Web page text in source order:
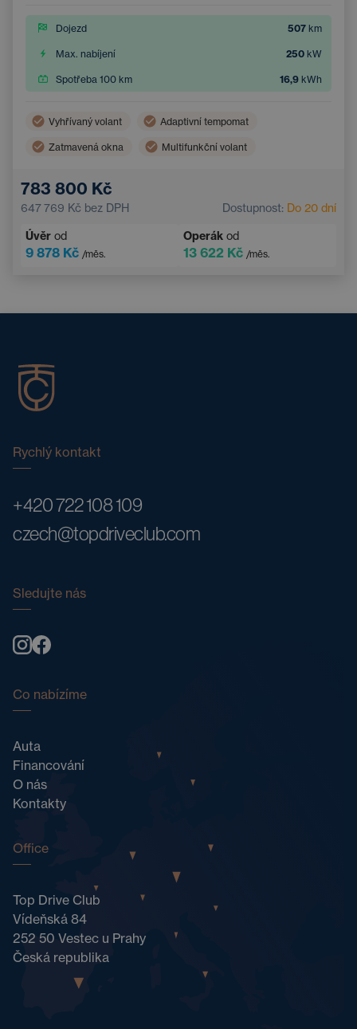
Dojezd 507 km
Max. nabíjení 250 kW
Spotřeba 100 km 16,9 kWh
Vyhřívaný volant Adaptivní tempomat
Zatmavená okna Multifunkční volant
Elektrické ovládání kufru
783 800 Kč
647 769 Kč bez DPH Dostupnost: Do 20 dní
Úvěr od
9 878 Kč /měs.
Operák od
13 622 Kč /měs.
Rychlý kontakt
+420 722 108 109
czech@topdriveclub.com
Sledujte nás
Co nabízíme
Auta
Financování
O nás
Kontakty
Office
Top Drive Club
Vídeňská 84
252 50 Vestec u Prahy
Česká republika